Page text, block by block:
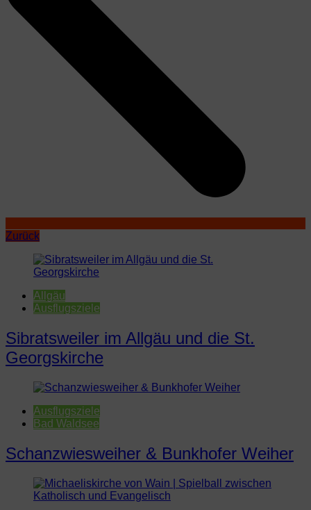
Zurück
Allgäu
Ausflugsziele
Sibratsweiler im Allgäu und die St.
Georgskirche
Ausflugsziele
Bad Waldsee
Schanzwiesweiher & Bunkhofer Weiher